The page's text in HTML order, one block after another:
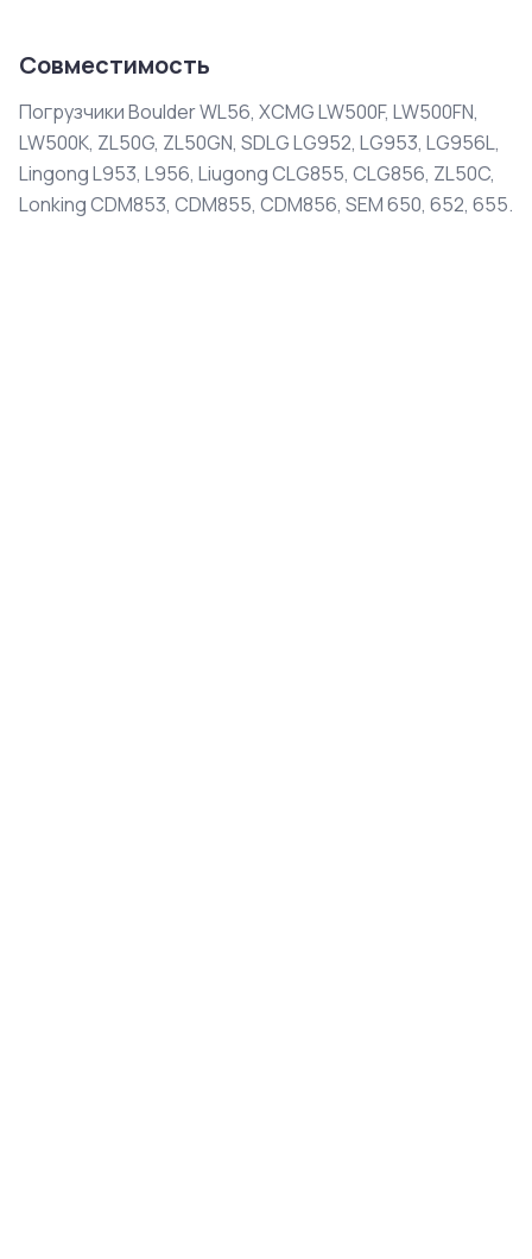
Совместимость
Погрузчики Boulder WL56, XCMG LW500F, LW500FN,
LW500K, ZL50G, ZL50GN, SDLG LG952, LG953, LG956L,
Lingong L953, L956, Liugong CLG855, CLG856, ZL50C,
Lonking CDM853, CDM855, CDM856, SEM 650, 652, 655.